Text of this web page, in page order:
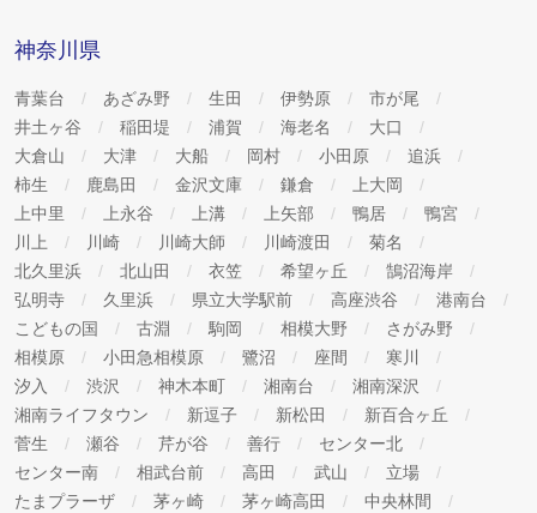
神奈川県
青葉台 あざみ野 生田 伊勢原
市が尾
井土ヶ谷
稲田堤 浦賀 海老名
大口
大倉山
大津 大船 岡村 小田原
追浜
柿生
鹿島田 金沢文庫 鎌倉
上大岡
上中里
上永谷 上溝 上矢部 鴨居
鴨宮
川上
川崎 川崎大師 川崎渡田
菊名
北久里浜
北山田 衣笠 希望ヶ丘
鵠沼海岸
弘明寺
久里浜 県立大学駅前 高座渋谷
港南台
こどもの国
古淵 駒岡 相模大野
さがみ野
相模原
小田急相模原 鷺沼 座間
寒川
汐入
渋沢 神木本町 湘南台
湘南深沢
湘南ライフタウン
新逗子 新松田
新百合ヶ丘
菅生
瀬谷 芹が谷 善行
センター北
センター南
相武台前 高田 武山
立場
たまプラーザ
茅ヶ崎 茅ヶ崎高田
中央林間